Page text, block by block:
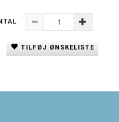
TILFØJ ØNSKELISTE